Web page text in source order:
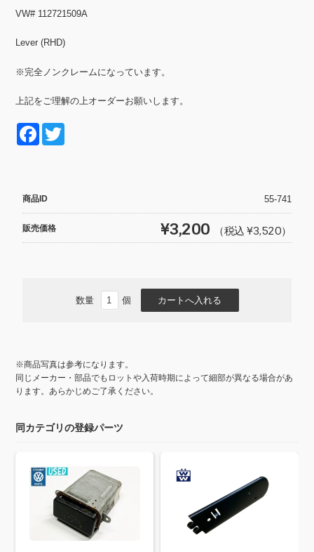
VW# 112721509A
Lever (RHD)
※完全ノンクレームになっています。
上記をご理解の上オーダーお願いします。
F
e
b
o
商品ID 55-741
販売価格 ¥3,200 （税込 ¥3,520）
数量 個
※商品写真は参考になります。
同じメーカー・部品でもロットや入荷時期によって細部が異なる場合があ
ります。あらかじめご了承ください。
同カテゴリの登録パーツ